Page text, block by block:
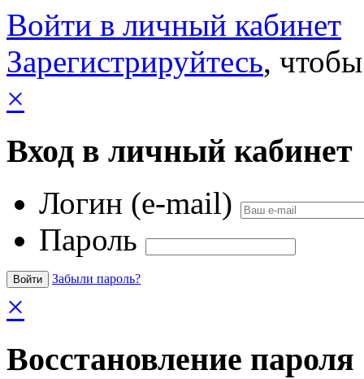
Войти в личный кабинет
Зарегистрируйтесь,
×
Вход в личный кабинет
Логин (e-mail)
Пароль
Забыли пароль?
×
Восстановление пароля